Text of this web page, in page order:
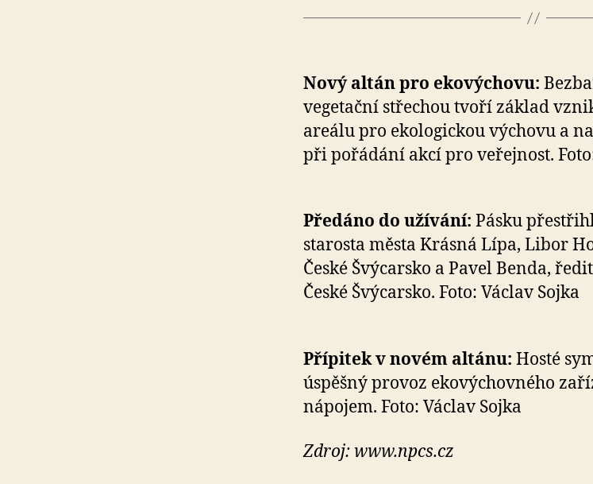
Nový altán pro ekovýchovu:
vegetační střechou tvoří základ
areálu pro ekologickou výchovu a
při pořádání akcí pro veřejnost.
Předáno do užívání: Pásku
starosta města Krásná Lípa, Libor
České Švýcarsko a Pavel Benda,
České Švýcarsko. Foto: Václav Sojka
Přípitek v novém altánu: Hosté
úspěšný provoz ekovýchovného
nápojem. Foto: Václav Sojka
Zdroj: www.npcs.cz